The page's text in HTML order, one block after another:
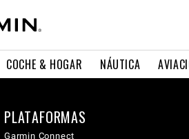
COCHE & HOGAR NÁUTICA
PLATAFORMAS
Garmin Connect